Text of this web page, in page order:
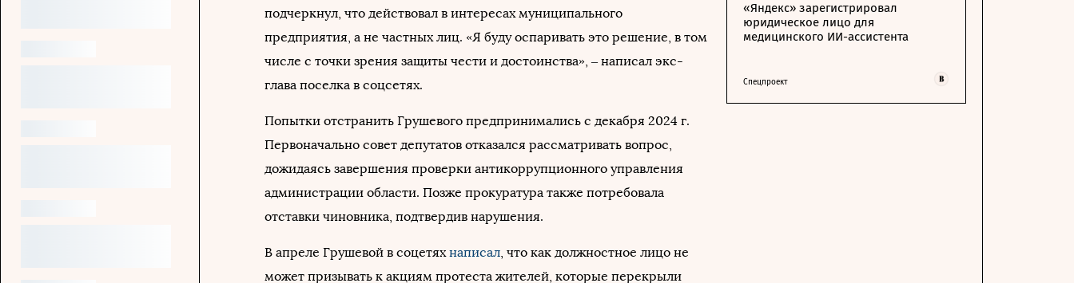
подчеркнул, что действовал в интересах муниципального
предприятия, а не частных лиц. «Я буду оспаривать это решение, в том
числе с точки зрения защиты чести и достоинства», – написал экс-
глава поселка в соцсетях.
Попытки отстранить Грушевого предпринимались с декабря 2024 г.
Первоначально совет депутатов отказался рассматривать вопрос,
дожидаясь завершения проверки антикоррупционного управления
администрации области. Позже прокуратура также потребовала
отставки чиновника, подтвердив нарушения.
В апреле Грушевой в соцетяхнаписал, что как должностное лицо не
может призывать к акциям протеста жителей, которые перекрыли
«Яндекс» зарегистрировал
юридическое лицо для
медицинского ИИ-ассистента
Спецпроект